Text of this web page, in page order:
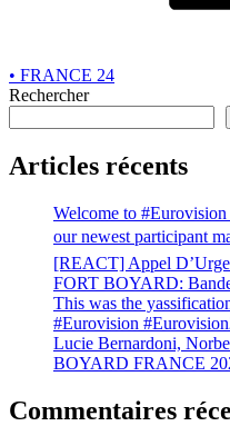
• FRANCE 24
Rechercher
Articles récents
Welcome to
our newest participant
[REACT] Appel
FORT BOYARD:
This was the
#Eurovision
Lucie Bernardoni,
BOYARD FRANCE
Commentaires